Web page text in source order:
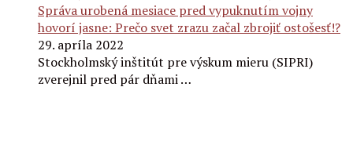
Správa urobená mesiace pred vypuknutím vojny
hovorí jasne: Prečo svet zrazu začal zbrojiť ostošesť!?
29. apríla 2022
Stockholmský inštitút pre výskum mieru (SIPRI)
zverejnil pred pár dňami …